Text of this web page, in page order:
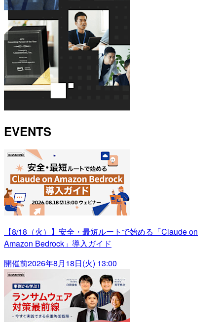
EVENTS
【8/18（火）】安全・最短ルートで始める「Claude on
Amazon Bedrock」導入ガイド
開催前2026年8月18日(火) 13:00